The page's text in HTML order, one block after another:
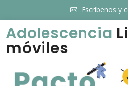
Escríbenos y
Adolescencia
móviles